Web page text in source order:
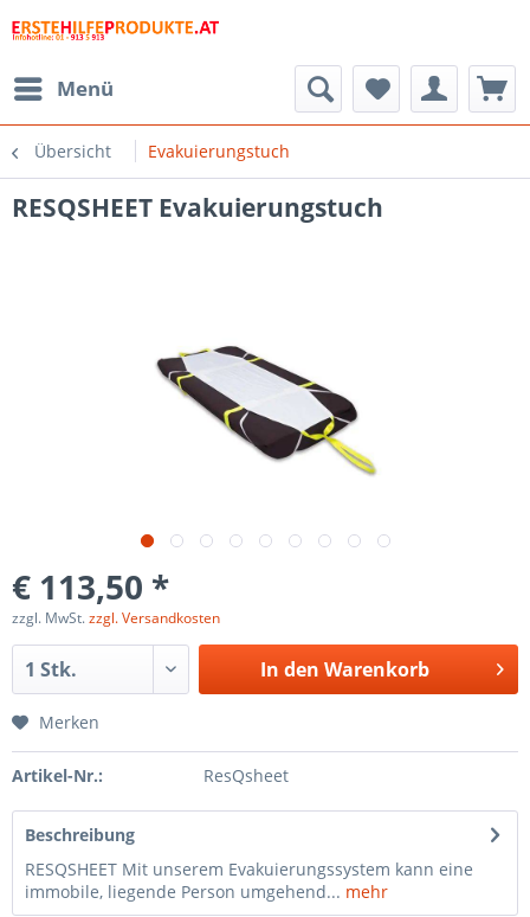
Menü
Übersicht Evakuierungstuch
RESQSHEET Evakuierungstuch
€ 113,50 *
zzgl. MwSt.zzgl. Versandkosten
In den Warenkorb
Merken
Artikel-Nr.: ResQsheet
Beschreibung
RESQSHEET Mit unserem Evakuierungssystem kann eine
immobile, liegende Person umgehend... mehr